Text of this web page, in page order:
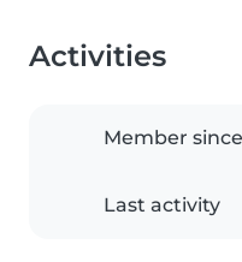
Activities
Member since
Last activity